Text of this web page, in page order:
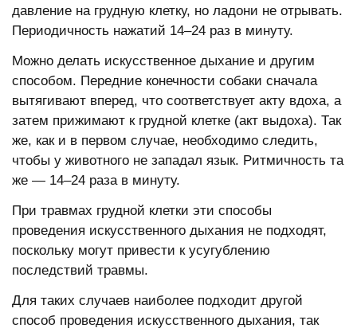
давление на грудную клетку, но ладони не отрывать.
Периодичность нажатий 14–24 раз в минуту.
Можно делать искусственное дыхание и другим
способом. Передние конечности собаки сначала
вытягивают вперед, что соответствует акту вдоха, а
затем прижимают к грудной клетке (акт выдоха). Так
же, как и в первом случае, необходимо следить,
чтобы у животного не западал язык. Ритмичность та
же — 14–24 раза в минуту.
При травмах грудной клетки эти способы
проведения искусственного дыхания не подходят,
поскольку могут привести к усугублению
последствий травмы.
Для таких случаев наиболее подходит другой
способ проведения искусственного дыхания, так